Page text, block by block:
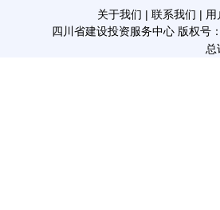
关于我们 | 联系我们 | 用
四川省建设投资服务中心版权号
总